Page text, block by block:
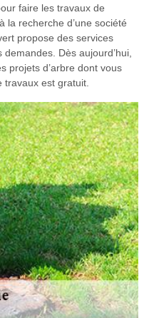
faire les travaux de
la recherche d’une société
propose des services
Dès aujourd’hui,
projets d’arbre dont vous
travaux est gratuit.